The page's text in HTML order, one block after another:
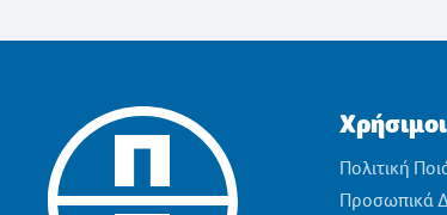
Πολιτική
Προσωπικά